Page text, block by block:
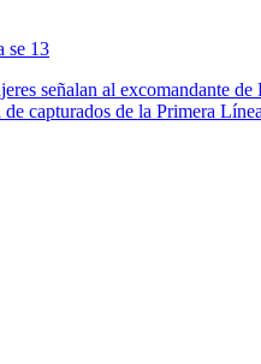
se 13
señalan al excomandante